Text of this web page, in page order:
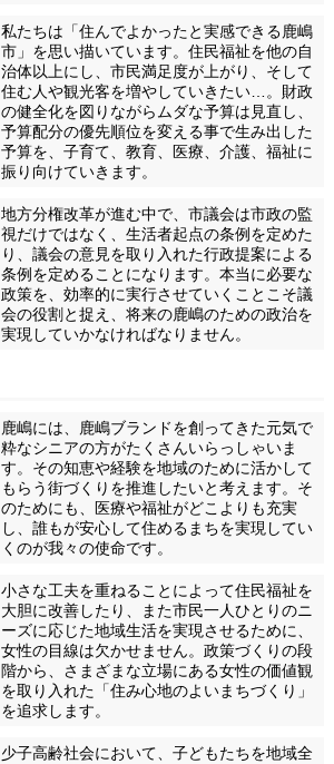
私たちは「住んでよかったと実感できる鹿嶋
市」を思い描いています。住民福祉を他の自
治体以上にし、市民満足度が上がり、そして
住む人や観光客を増やしていきたい…。財政
の健全化を図りながらムダな予算は見直し、
予算配分の優先順位を変える事で生み出した
予算を、子育て、教育、医療、介護、福祉に
振り向けていきます。
地方分権改革が進む中で、市議会は市政の監
視だけではなく、生活者起点の条例を定めた
り、議会の意見を取り入れた行政提案による
条例を定めることになります。本当に必要な
政策を、効率的に実行させていくことこそ議
会の役割と捉え、将来の鹿嶋のための政治を
実現していかなければなりません。
鹿嶋には、鹿嶋ブランドを創ってきた元気で
粋なシニアの方がたくさんいらっしゃいま
す。その知恵や経験を地域のために活かして
もらう街づくりを推進したいと考えます。そ
のためにも、医療や福祉がどこよりも充実
し、誰もが安心して住めるまちを実現してい
くのが我々の使命です。
小さな工夫を重ねることによって住民福祉を
大胆に改善したり、また市民一人ひとりのニ
ーズに応じた地域生活を実現させるために、
女性の目線は欠かせません。政策づくりの段
階から、さまざまな立場にある女性の価値観
を取り入れた「住み心地のよいまちづくり」
を追求します。
少子高齢社会において、子どもたちを地域全